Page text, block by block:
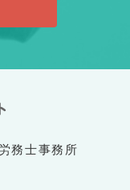
務士事務所